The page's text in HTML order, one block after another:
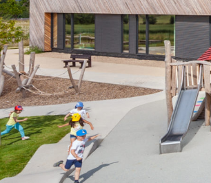
FAQ
Carte d’identité
Chèques Service
Passeport
Nos horaires
d’ouverture